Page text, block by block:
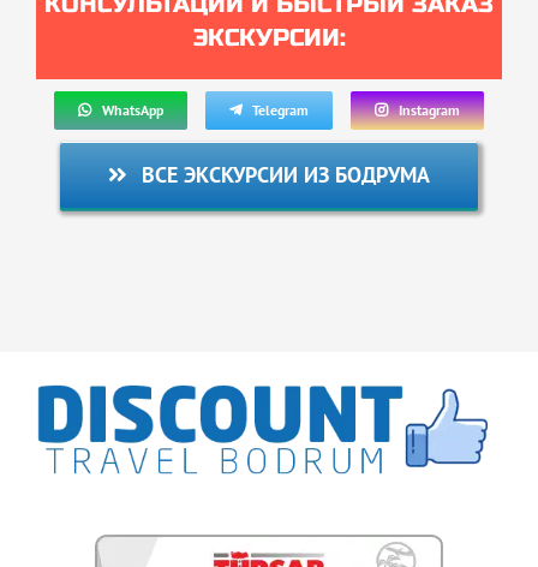
ЭКСКУРСИИ:
WhatsApp Telegram Instagram
ВСЕ ЭКСКУРСИИ ИЗ БОДРУМА